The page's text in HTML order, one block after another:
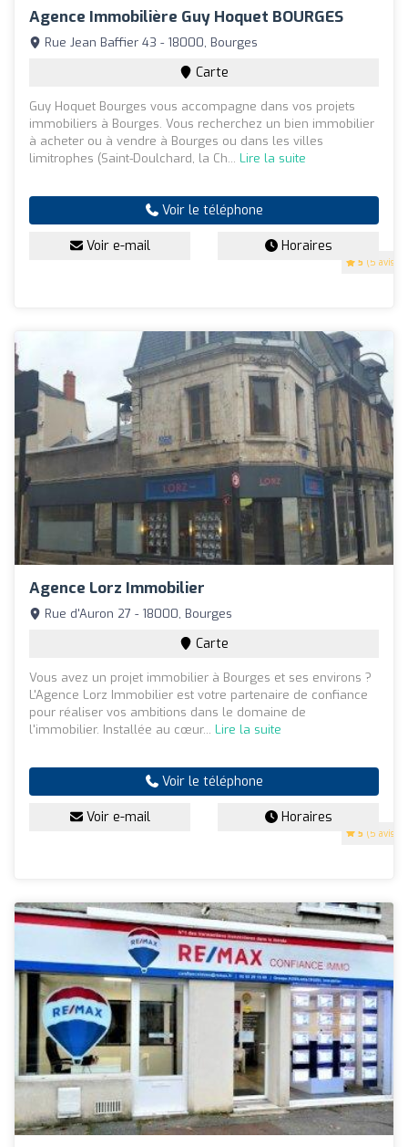
Agence Immobilière Guy Hoquet BOURGES
5 (5 avis)
Rue Jean Baffier 43 - 18000, Bourges
Carte
Guy Hoquet Bourges vous accompagne dans vos projets
immobiliers à Bourges. Vous recherchez un bien immobilier
à acheter ou à vendre à Bourges ou dans les villes
limitrophes (Saint-Doulchard, la Ch... Lire la suite
Voir le téléphone
Voir e-mail Horaires
Agence Lorz Immobilier
5 (5 avis)
Rue d'Auron 27 - 18000, Bourges
Carte
Vous avez un projet immobilier à Bourges et ses environs ?
L'Agence Lorz Immobilier est votre partenaire de confiance
pour réaliser vos ambitions dans le domaine de
l'immobilier. Installée au cœur... Lire la suite
Voir le téléphone
Voir e-mail Horaires